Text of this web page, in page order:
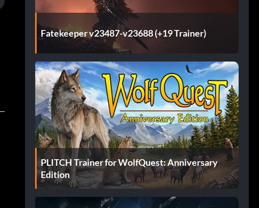
Fatekeeper v23487-v23688 (+19 Trainer)
PLITCH Trainer for WolfQuest: Anniversary
Edition